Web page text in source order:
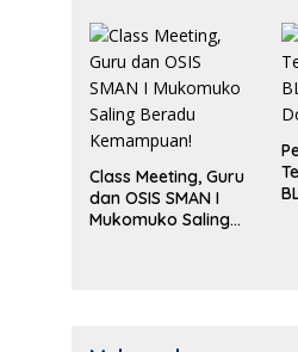
Class Meeting, Guru
dan OSIS SMAN I
Mukomuko Saling